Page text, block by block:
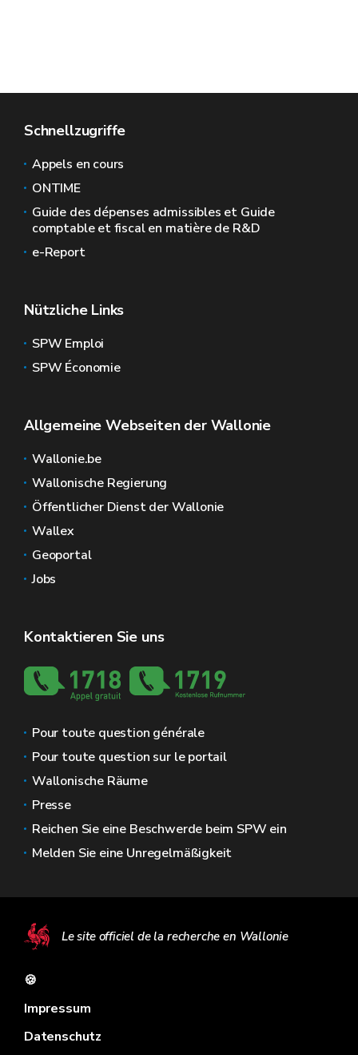
Schnellzugriffe
Appels en cours
ONTIME
Guide des dépenses admissibles et Guide
comptable et fiscal en matière de R&D
e-Report
Nützliche Links
SPW Emploi
SPW Économie
Allgemeine Webseiten der Wallonie
Wallonie.be
Wallonische Regierung
Öffentlicher Dienst der Wallonie
Wallex
Geoportal
Jobs
Kontaktieren Sie uns
Pour toute question générale
Pour toute question sur le portail
Wallonische Räume
Presse
Reichen Sie eine Beschwerde beim SPW ein
Melden Sie eine Unregelmäßigkeit
Le site officiel de la recherche en Wallonie
🍪
Impressum
Datenschutz